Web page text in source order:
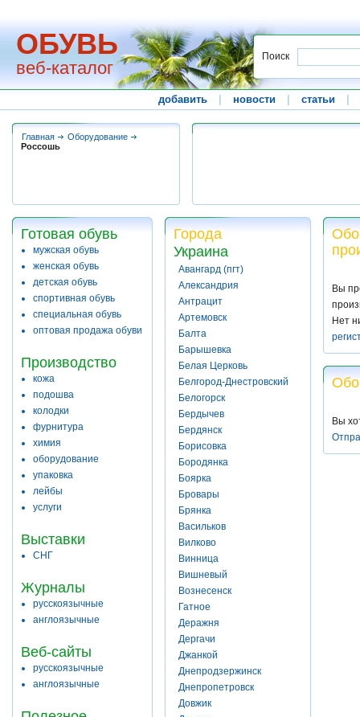
ОБУВЬ
веб-каталог
Поиск
добавить новости статьи
Главная
Оборудование
Россошь
Готовая обувь
мужская обувь
женская обувь
детская обувь
спортивная обувь
специальная обувь
оптовая продажа обуви
Производство
кожа
подошва
колодки
фурнитура
химия
оборудование
упаковка
лейбы
услуги
Выставки
СНГ
Журналы
русскоязычные
англоязычные
Веб-сайты
русскоязычные
англоязычные
Города
Украина
Авангард (пгт)
Александрия
Антрацит
Артемовск
Балта
Барышевка
Белая Церковь
Белгород-Днестровский
Белогорск
Бердычев
Бердянск
Борисовка
Бородянка
Боярка
Бровары
Брянка
Васильков
Вилково
Винница
Вишневый
Вознесенск
Гатное
Деражня
Дергачи
Джанкой
Днепродзержинск
Днепропетровск
Довжик
Вы
Нет
Вы